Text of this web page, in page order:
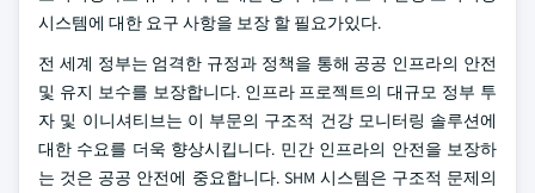
시스템에 대한 요구 사항을 보장 할 필요가있다.
전 세계 정부는 엄격한 규정과 정책을 통해 공공 인프라의 안전
및 유지 보수를 보장합니다. 인프라 프로젝트의 대규모 정부 투
자 및 이니셔티브는 이 부문의 구조적 건강 모니터링 솔루션에
대한 수요를 더욱 향상시킵니다. 민간 인프라의 안전을 보장하
는 것은 공공 안전에 중요합니다. SHM 시스템은 구조적 문제의